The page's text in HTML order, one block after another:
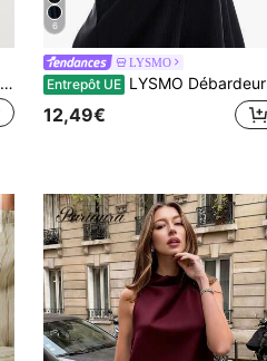
KIZN Blouse en mousseline à décolleté plongeant profond avec manches cloche et détail de boucle anneau doré, taille froncée fluide, top d'été pour sortie nocturne
6
LYSMO
Entrepôt UE LYSMO Débardeur minimaliste sans dos de couleur unie pour femmes
12,49€